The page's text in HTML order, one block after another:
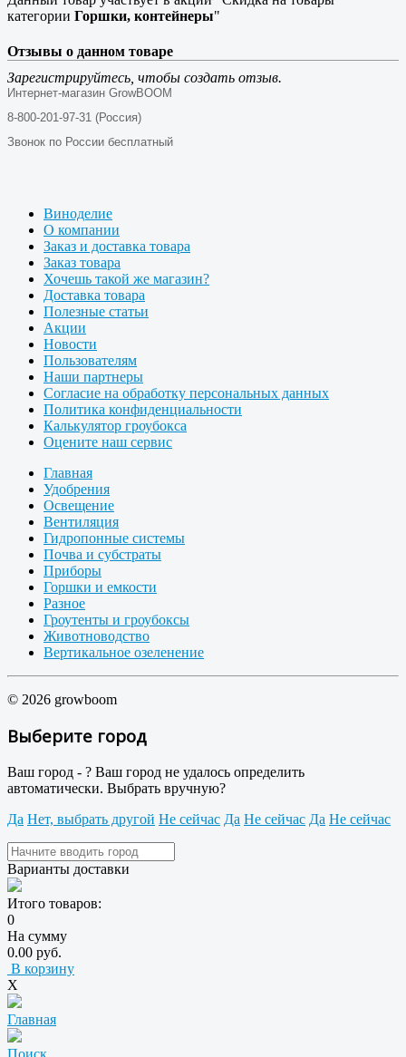
категории Горшки, контейнеры"
Отзывы о данном товаре
Зарегистрируйтесь, чтобы создать отзыв.
Интернет-магазин GrowBOOM
8-800-201-97-31 (Россия)
Звонок по России бесплатный
Виноделие
О компании
Заказ и доставка товара
Заказ товара
Хочешь такой же магазин?
Доставка товара
Полезные статьи
Акции
Новости
Пользователям
Наши партнеры
Согласие на обработку персональных данных
Политика конфиденциальности
Калькулятор гроубокса
Оцените наш сервис
Главная
Удобрения
Освещение
Вентиляция
Гидропонные системы
Почва и субстраты
Приборы
Горшки и емкости
Разное
Гроутенты и гроубоксы
Животноводство
Вертикальное озеленение
© 2026 growboom
Выберите город
Ваш город - ? Ваш город не удалось определить
автоматически. Выбрать вручную?
Да Нет, выбрать другой Не сейчас Да Не сейчас Да Не сейчас
Варианты доставки
Итого товаров:
0
На сумму
0.00 руб.
В корзину
X
Главная